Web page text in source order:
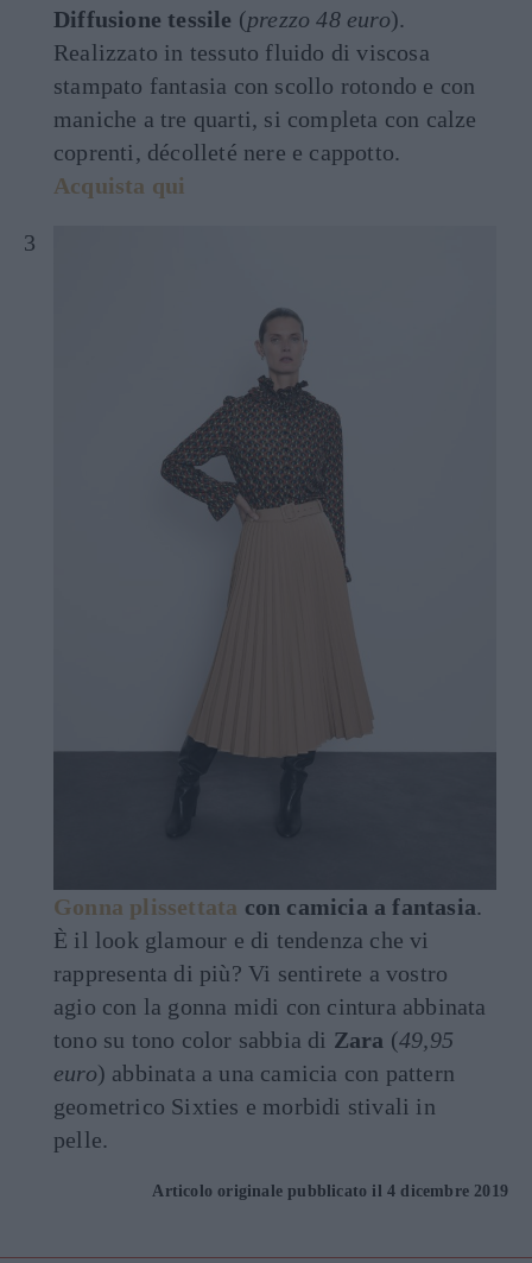
Diffusione tessile (prezzo 48 euro).
Realizzato in tessuto fluido di viscosa
stampato fantasia con scollo rotondo e con
maniche a tre quarti, si completa con calze
coprenti, décolleté nere e cappotto.
Acquista qui
Gonna plissettata con camicia a fantasia.
È il look glamour e di tendenza che vi
rappresenta di più? Vi sentirete a vostro
agio con la gonna midi con cintura abbinata
tono su tono color sabbia di Zara (49,95
euro) abbinata a una camicia con pattern
geometrico Sixties e morbidi stivali in
pelle.
Articolo originale pubblicato il 4 dicembre 2019